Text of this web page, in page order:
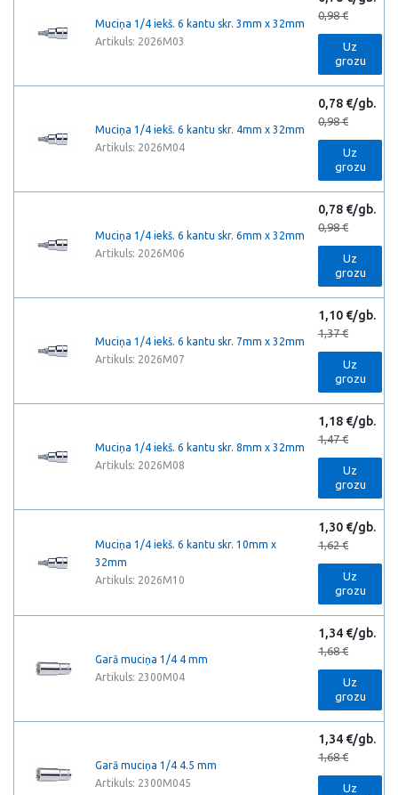
Muciņa 1/4 iekš. 6 kantu skr. 3mm x 32mm
Artikuls: 2026M03
0,98 €
Uz
grozu
Muciņa 1/4 iekš. 6 kantu skr. 4mm x 32mm
Artikuls: 2026M04
0,78 €/gb.
0,98 €
Uz
grozu
Muciņa 1/4 iekš. 6 kantu skr. 6mm x 32mm
Artikuls: 2026M06
0,78 €/gb.
0,98 €
Uz
grozu
Muciņa 1/4 iekš. 6 kantu skr. 7mm x 32mm
Artikuls: 2026M07
1,10 €/gb.
1,37 €
Uz
grozu
Muciņa 1/4 iekš. 6 kantu skr. 8mm x 32mm
Artikuls: 2026M08
1,18 €/gb.
1,47 €
Uz
grozu
Muciņa 1/4 iekš. 6 kantu skr. 10mm x
32mm
Artikuls: 2026M10
1,30 €/gb.
1,62 €
Uz
grozu
Garā muciņa 1/4 4 mm
Artikuls: 2300M04
1,34 €/gb.
1,68 €
Uz
grozu
Garā muciņa 1/4 4.5 mm
Artikuls: 2300M045
1,34 €/gb.
1,68 €
Uz